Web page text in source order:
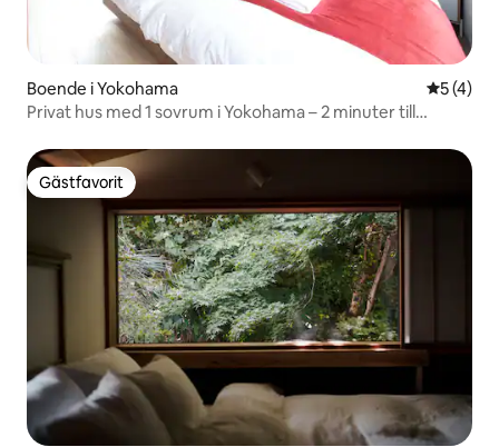
Boende i Yokohama 5 av 5 i
5 (4)
Privat hus med 1 sovrum i Yokohama – 2 minuter till
Gästfavorit
Gästfavorit